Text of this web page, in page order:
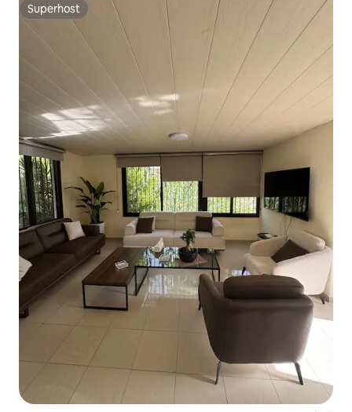
Superhost
Superhost